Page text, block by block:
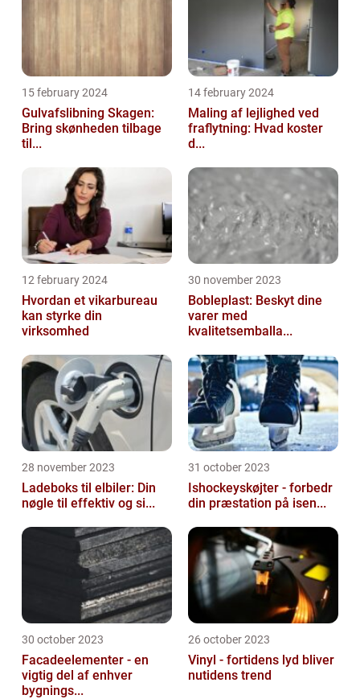
15 february 2024
Gulvafslibning Skagen:
Bring skønheden tilbage
til...
14 february 2024
Maling af lejlighed ved
fraflytning: Hvad koster
d...
12 february 2024
Hvordan et vikarbureau
kan styrke din
virksomhed
30 november 2023
Bobleplast: Beskyt dine
varer med
kvalitetsemballa...
28 november 2023
Ladeboks til elbiler: Din
nøgle til effektiv og si...
31 october 2023
Ishockeyskøjter - forbedr
din præstation på isen...
30 october 2023
Facadeelementer - en
vigtig del af enhver
bygnings...
26 october 2023
Vinyl - fortidens lyd bliver
nutidens trend